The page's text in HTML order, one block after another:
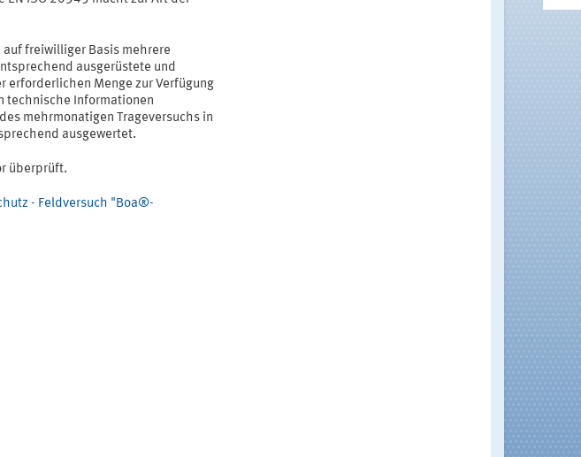
auf freiwilliger Basis mehrere
ausgerüstete und
Menge zur Verfügung
technische Informationen
mehrmonatigen Trageversuchs in
ausgewertet.
überprüft.
- Feldversuch "Boa®-